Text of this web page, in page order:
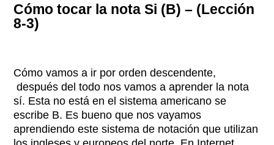
Cómo tocar la nota Si (B) – (Lección
8-3)
Cómo vamos a ir por orden descendente,
después del todo nos vamos a aprender la nota
sí. Esta no está en el sistema americano se
escribe B. Es bueno que nos vayamos
aprendiendo este sistema de notación que utilizan